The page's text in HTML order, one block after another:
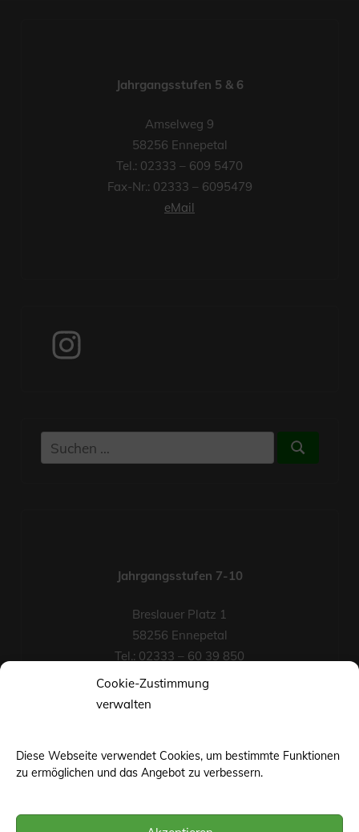
Cookie-Zustimmung
verwalten
Diese Webseite verwendet Cookies, um bestimmte Funktionen
zu ermöglichen und das Angebot zu verbessern.
Jahrgangsstufen 5 & 6
Amselweg 9
58256 Ennepetal
Tel.: 02333 – 609 5470
Fax-Nr.: 02333 – 6095479
eMail
Instagram
Suchen
nach:
Suchen
Jahrgangsstufen 7-10
Breslauer Platz 1
58256 Ennepetal
Tel.: 02333 – 60 39 850
Fax-Nr.: 02333 – 60 39 852